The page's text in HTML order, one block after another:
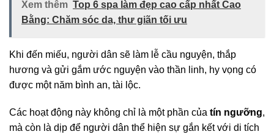
Xem thêm Top 6 spa làm đẹp cao cấp nhất Cao
Bằng: Chăm sóc da, thư giãn tối ưu
Khi đến miếu, người dân sẽ làm lễ cầu nguyện, thắp
hương và gửi gắm ước nguyện vào thần linh, hy vọng có
được một năm bình an, tài lộc.
Các hoạt động này không chỉ là một phần của tín ngưỡng,
mà còn là dịp để người dân thể hiện sự gắn kết với di tích